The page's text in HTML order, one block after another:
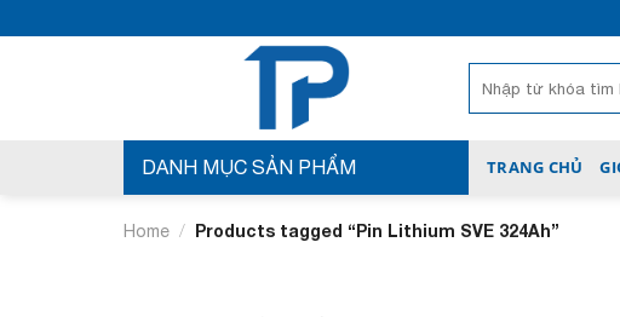
qua
for:
DANH MỤC SẢN PHẨM TRANG CHỦ
Home / Products tagged “Pin Lithium SVE 324Ah”